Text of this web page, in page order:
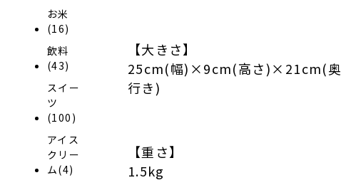
お米
(16)
飲料
(43)
スイー
ツ
(100)
アイス
クリー
ム(4)
【大きさ】
25cm(幅)×9cm(高さ)×21cm(奥
行き)
【重さ】
1.5kg